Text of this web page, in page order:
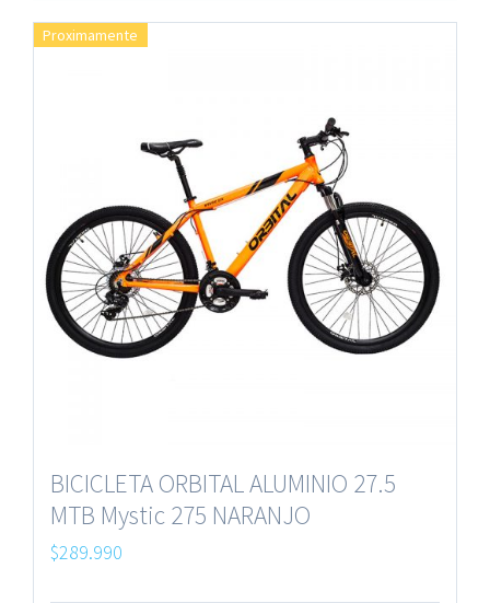
Proximamente
BICICLETA ORBITAL ALUMINIO 27.5
MTB Mystic 275 NARANJO
$289.990